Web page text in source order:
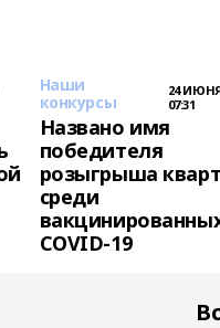
Наши
конкурсы
24 ИЮНЯ
07:31
Названо имя
победителя
розыгрыша
среди
COVID-19